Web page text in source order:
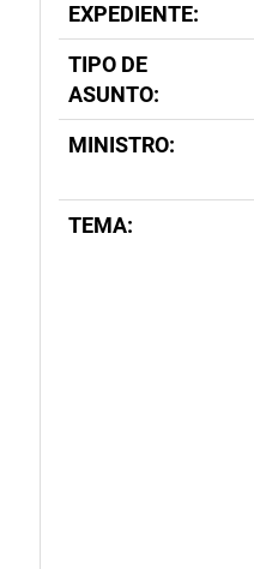
EXPEDIENTE:
TIPO DE
ASUNTO:
MINISTRO:
TEMA: